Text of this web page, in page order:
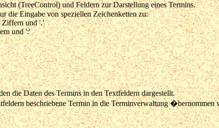
(TreeControl) und Feldern zur Darstellung eines Termins.
die Eingabe von speziellen Zeichenketten zu:
Ziffern und '.'
und ':'
die Daten des Termins in den Textfeldern dargestellt.
beschriebene Termin in die Terminverwaltung